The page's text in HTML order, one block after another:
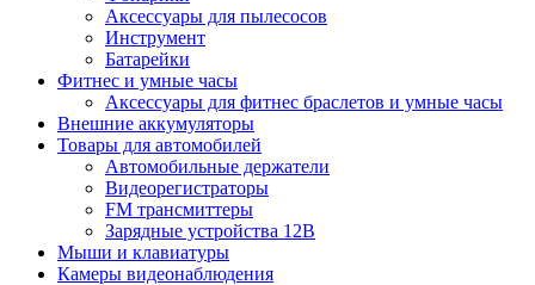
Аксессуары для пылесосов
Инструмент
Батарейки
Фитнес и умные часы
Аксессуары для фитнес браслетов и умные часы
Внешние аккумуляторы
Товары для автомобилей
Автомобильные держатели
Видеорегистраторы
FM трансмиттеры
Зарядные устройства 12В
Мыши и клавиатуры
Камеры видеонаблюдения